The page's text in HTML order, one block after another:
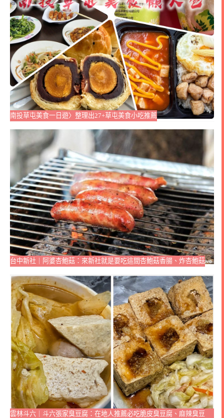
南投草屯美食一日遊〉整理出27+草屯美食小吃推薦
台中新社｜阿婆杏鮑菇：來新社就是要吃這間杏鮑菇香腸、炸杏鮑菇
雲林斗六｜斗六張家臭豆腐：在地人推薦必吃脆皮臭豆腐、麻辣臭豆